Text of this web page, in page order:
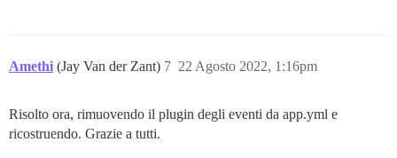
Amethi (Jay Van der Zant) 22 Agosto 2022, 1:16pm
7
Risolto ora, rimuovendo il plugin degli eventi da app.yml e
ricostruendo. Grazie a tutti.